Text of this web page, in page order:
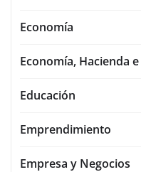
Economía
Economía, Hacienda
Educación
Emprendimiento
Empresa y Negocios